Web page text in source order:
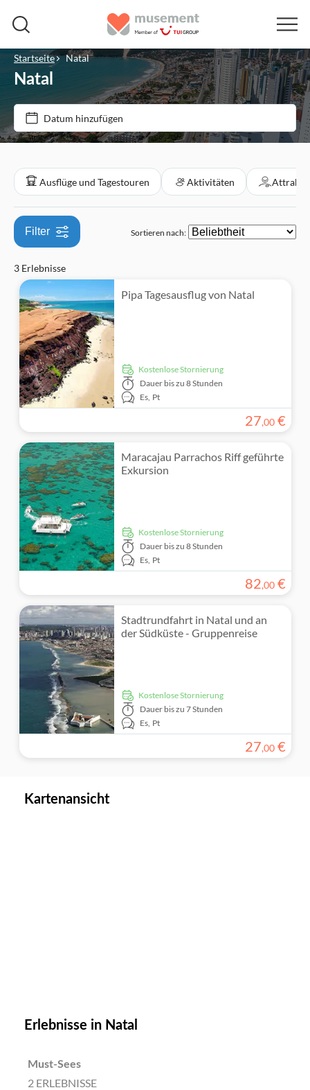
Startseite Natal
Natal
Datum hinzufügen
Preis (pro Person)
Ticketoptionen
Kostenloser Rücktritt
Sofortbestätigung
Kategorien
Ausflüge und Tagestouren
Kultur & Geschichte
Aktivitäten
Attraktionen und Führungen
Denkmäler
Ausflüge und Tagestouren Aktivitäten
Filter Sortieren nach:
3 Erlebnisse
Pipa Tagesausflug von Natal
kostenlose Stornierung
Dauer bis zu 8 Stunden
Es, Pt
27,00 €
Maracajau Parrachos Riff geführte
Exkursion
kostenlose Stornierung
Dauer bis zu 8 Stunden
Es, Pt
82,00 €
Stadtrundfahrt in Natal und an
der Südküste - Gruppenreise
kostenlose Stornierung
Dauer bis zu 7 Stunden
Es, Pt
27,00 €
Kartenansicht
Erlebnisse in Natal
Must-Sees
2 ERLEBNISSE